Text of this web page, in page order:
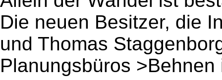
Die neuen Besitzer, die
und Thomas
Planungsbüros